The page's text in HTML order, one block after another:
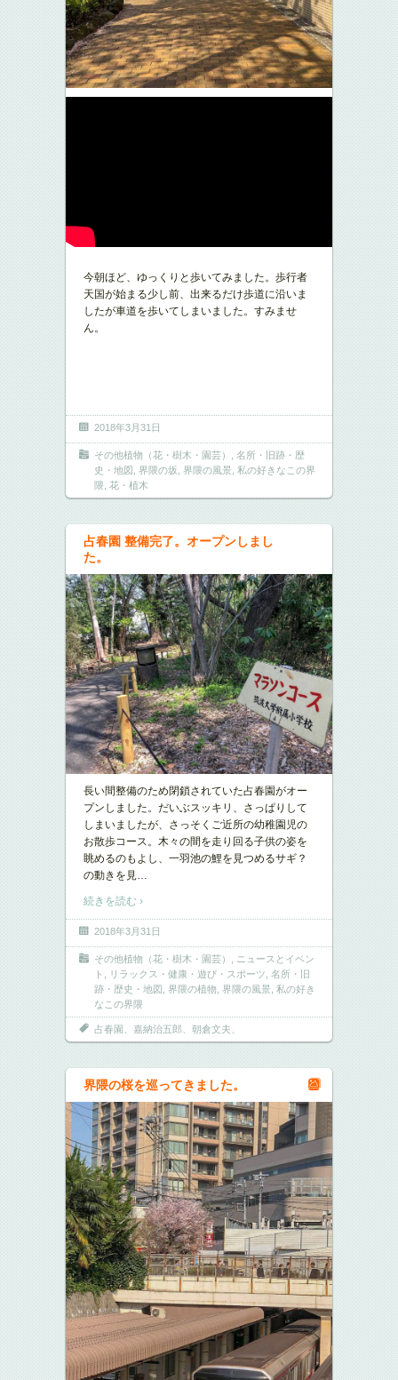
今朝ほど、ゆっくりと歩いてみました。歩行者
天国が始まる少し前、出来るだけ歩道に沿いま
したが車道を歩いてしまいました。すみませ
ん。
2018年3月31日
その他植物（花・樹木・園芸）
名所・旧跡・歴
史・地図 界隈の坂 界隈の風景 私の好きなこの界
隈 花・植木
占春園 整備完了。オープンしまし
た。
長い間整備のため閉鎖されていた占春園がオー
プンしました。だいぶスッキリ、さっぱりして
しまいましたが、さっそくご近所の幼稚園児の
お散歩コース。木々の間を走り回る子供の姿を
眺めるのもよし、一羽池の鯉を見つめるサギ？
の動きを見
続きを読む ›
2018年3月31日
その他植物（花・樹木・園芸）
ニュースとイベン
ト
リラックス・健康・遊び・スポーツ 名所・旧
跡・歴史・地図 界隈の植物 界隈の風景 私の好き
なこの界隈
占春園、嘉納治五郎、朝倉文夫、
界隈の桜を巡ってきました。